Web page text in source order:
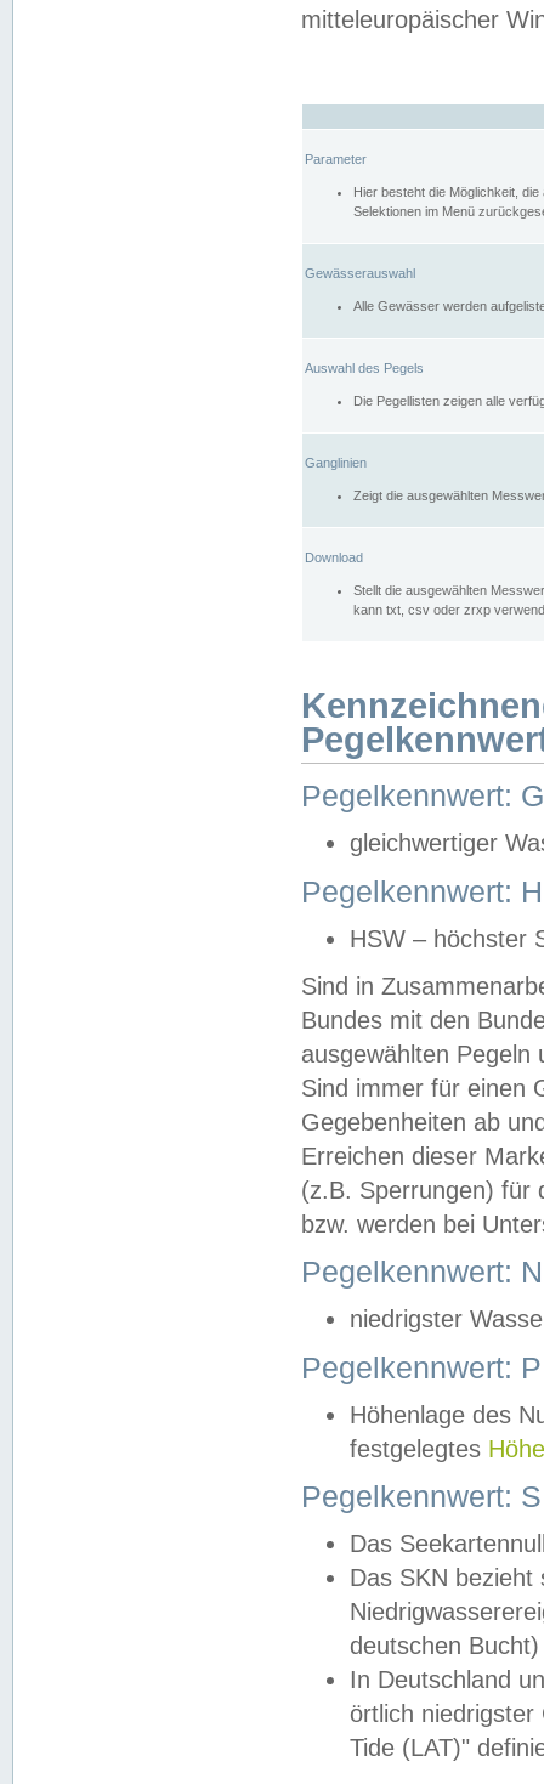
mitteleuropäischer
Parameter
Hier besteht die Möglichkeit,
Selektionen im Menü
Gewässerauswahl
Alle Gewässer werden
Auswahl des Pegels
Die Pegellisten zeigen alle
Ganglinien
Zeigt die ausgewählten
Download
Stellt die ausgewählten
kann txt, csv oder zrxp
Pegelkennwert:
gleichwertiger
Pegelkennwert:
HSW – höchster
Sind in
Bundes mit den
ausgewählten
Sind immer für einen
Gegebenheiten ab
Erreichen dieser
(z.B. Sperrungen) für
bzw. werden bei
Pegelkennwert:
niedrigster
Pegelkennwert:
Höhenlage des
festgelegtes
Pegelkennwert:
Das
Das SKN
deutschen
In Deutschland
örtlich
Tide (LAT)"